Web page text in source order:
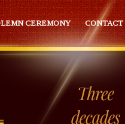
CEREMONY CONTACT